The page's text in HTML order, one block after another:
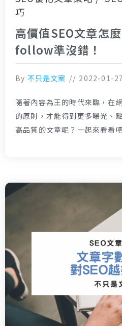
巧
高價值SEO文章怎
follow準沒錯！
By 不只是文案 2022-01-27
隨著內容為王的時代來臨，在
的原則，才能得到更多曝光、
高品質的文章呢？一起來看看吧